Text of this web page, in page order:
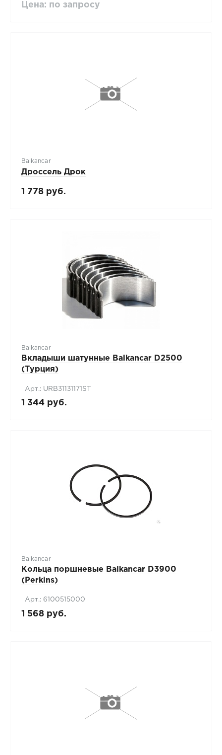
Цена: по запросу
Balkancar
Дроссель Дрок
1 778 руб.
Balkancar
Вкладыши шатунные Balkancar D2500
(Турция)
Арт.: URB31131171ST
1 344 руб.
Balkancar
Кольца поршневые Balkancar D3900
(Perkins)
Арт.: 6100515000
1 568 руб.